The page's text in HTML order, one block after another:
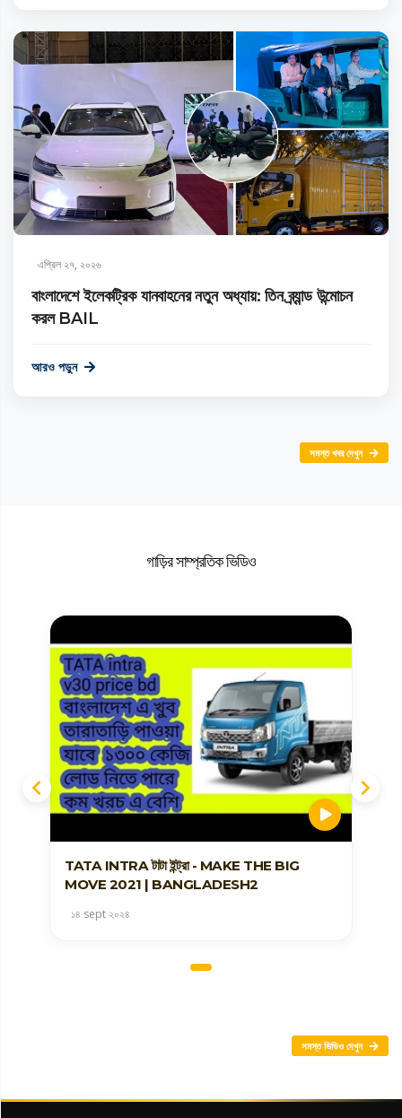
এপ্রিল ২৭, ২০২৬
বাংলাদেশে ইলেকট্রিক যানবাহনের নতুন অধ্যায়: তিন ব্র্যান্ড উন্মোচন
করল BAIL
আরও পড়ুন
সমস্ত খবর দেখুন
গাড়ির সাম্প্রতিক ভিডিও
TATA INTRA টাটা ইন্ট্রা - MAKE THE BIG
MOVE 2021 | BANGLADESH2
১৪ sept ২০২৪
সমস্ত ভিডিও দেখুন